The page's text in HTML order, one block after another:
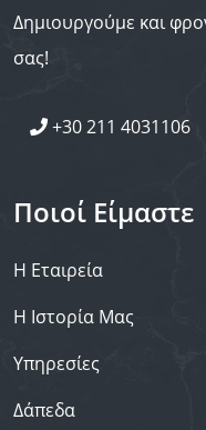
Δημιουργούμε και
σας!
+30 211 4031106
Ποιοί Είμαστε
Η Εταιρεία
Η Ιστορία Μας
Υπηρεσίες
Δάπεδα